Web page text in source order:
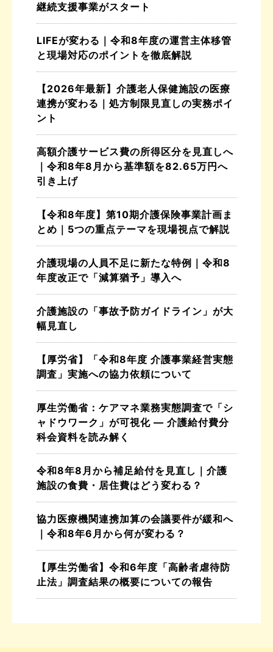
継続支援事業がスタート
LIFEが変わる｜令和8年度の運営主体移管
と現場対応のポイントを徹底解説
【2026年最新】介護老人保健施設の医療
連携が変わる｜処方制限見直しの実務ポイ
ント
高額介護サービス費の所得区分を見直しへ
｜令和8年8月から基準額を82.65万円へ
引き上げ
【令和8年度】第10期介護保険事業計画ま
とめ｜5つの重点テーマを現場視点で解説
介護現場の人員不足に新たな特例｜令和8
年度改正で「減算猶予」導入へ
介護施設の「事故予防ガイドライン」が大
幅見直し
【厚労省】「令和8年度 介護事業経営実態
調査」実施への協力依頼について
厚生労働省：ケアマネ業務実態調査で「シ
ャドウワーク」が可視化 ― 介護給付費分
科会資料を読み解く
令和8年8月から補足給付を見直し｜介護
施設の食費・居住費はどう変わる？
協力医療機関連携加算の会議要件が緩和へ
｜令和8年6月から何が変わる？
【厚生労働省】令和6年度「高齢者虐待防
止法」調査結果の概要についての報告